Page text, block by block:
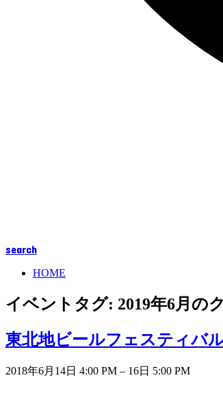
search
HOME
イベントタグ: 2019年6月の
東北地ビールフェスティバ
2018年6月14日 4:00 PM – 16日 5:00 PM